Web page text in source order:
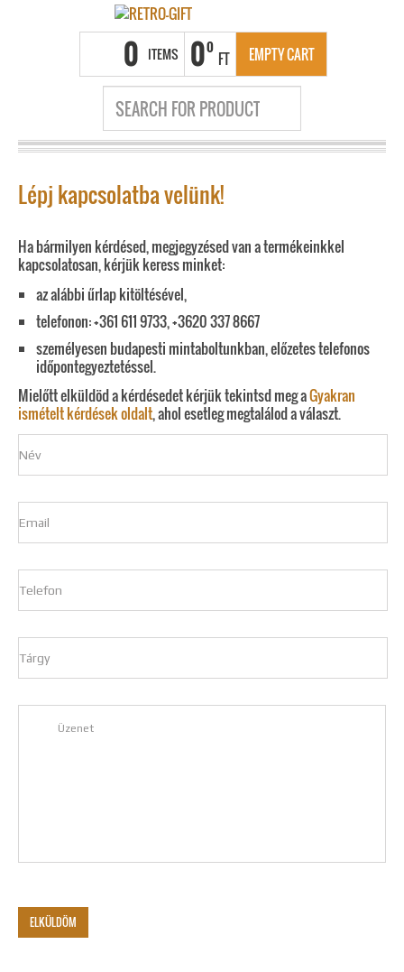
0 ITEMS 00
FT EMPTY CART
Lépj kapcsolatba velünk!
Ha bármilyen kérdésed, megjegyzésed van a termékeinkkel
kapcsolatosan, kérjük keress minket:
az alábbi űrlap kitöltésével,
telefonon: +361 611 9733, +3620 337 8667
személyesen budapesti mintaboltunkban, előzetes telefonos
időpontegyeztetéssel.
Mielőtt elküldöd a kérdésedet kérjük tekintsd meg aGyakran
ismételt kérdések oldalt, ahol esetleg megtalálod a választ.